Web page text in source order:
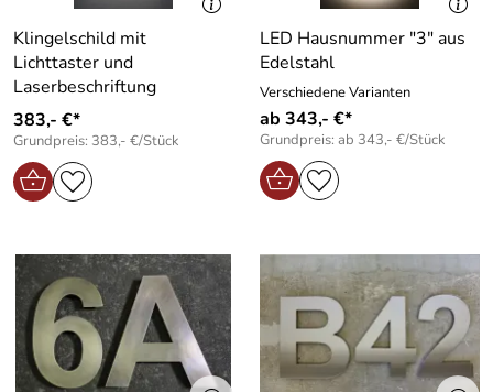
Klingelschild mit
Lichttaster und
Laserbeschriftung
383,- €*
Grundpreis: 383,- €/Stück
LED Hausnummer "3" aus
Edelstahl
Verschiedene Varianten
ab 343,- €*
Grundpreis: ab 343,- €/Stück